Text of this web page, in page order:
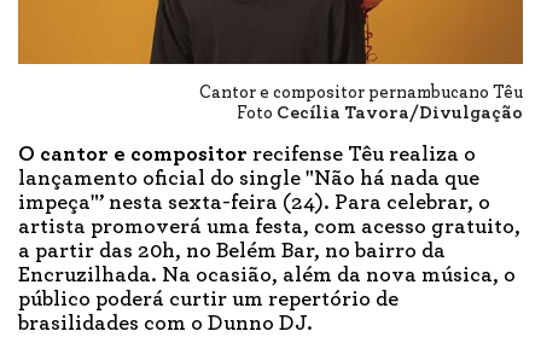
Cantor e compositor pernambucano Têu
Foto Cecília Tavora/Divulgação
O cantor e compositor recifense Têu realiza o
lançamento oficial do single "Não há nada que
impeça"’ nesta sexta-feira (24). Para celebrar, o
artista promoverá uma festa, com acesso gratuito,
a partir das 20h, no Belém Bar, no bairro da
Encruzilhada. Na ocasião, além da nova música, o
público poderá curtir um repertório de
brasilidades com o Dunno DJ.